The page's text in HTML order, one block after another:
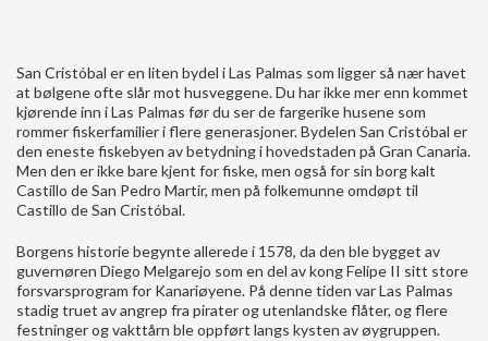
San Cristóbal er en liten bydel i Las Palmas som ligger så nær havet
at bølgene ofte slår mot husveggene. Du har ikke mer enn kommet
kjørende inn i Las Palmas før du ser de fargerike husene som
rommer fiskerfamilier i flere generasjoner. Bydelen San Cristóbal er
den eneste fiskebyen av betydning i hovedstaden på Gran Canaria.
Men den er ikke bare kjent for fiske, men også for sin borg kalt
Castillo de San Pedro Martir, men på folkemunne omdøpt til
Castillo de San Cristóbal.
Borgens historie begynte allerede i 1578, da den ble bygget av
guvernøren Diego Melgarejo som en del av kong Felipe II sitt store
forsvarsprogram for Kanariøyene. På denne tiden var Las Palmas
stadig truet av angrep fra pirater og utenlandske flåter, og flere
festninger og vakttårn ble oppført langs kysten av øygruppen.